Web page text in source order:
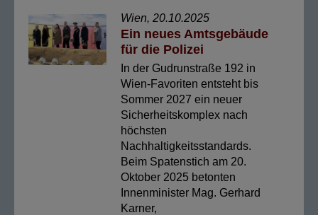
Wien, 20.10.2025
Ein neues Amtsgebäude
für die Polizei
In der Gudrunstraße 192 in
Wien-Favoriten entsteht bis
Sommer 2027 ein neuer
Sicherheitskomplex nach
höchsten
Nachhaltigkeitsstandards.
Beim Spatenstich am 20.
Oktober 2025 betonten
Innenminister Mag. Gerhard
Karner,